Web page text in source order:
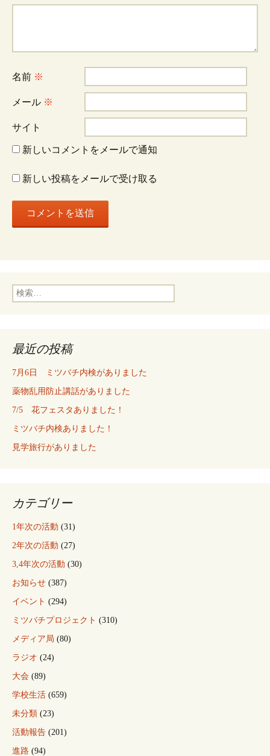
シ
ョ
ン
名前 ※
メール ※
サイト
新しいコメントをメールで通知
新しい投稿をメールで受け取る
検
索:
最近の投稿
7月6日 ミツバチ内検がありました
薬物乱用防止講話がありました
7/5 花フェスタありました！
ミツバチ内検ありました！
見学旅行がありました
カテゴリー
1年次の活動 (31)
2年次の活動 (27)
3,4年次の活動 (30)
お知らせ (387)
イベント (294)
ミツバチプロジェクト (310)
メディア局 (80)
ラジオ (24)
大会 (89)
学校生活 (659)
未分類 (23)
活動報告 (201)
進路 (94)